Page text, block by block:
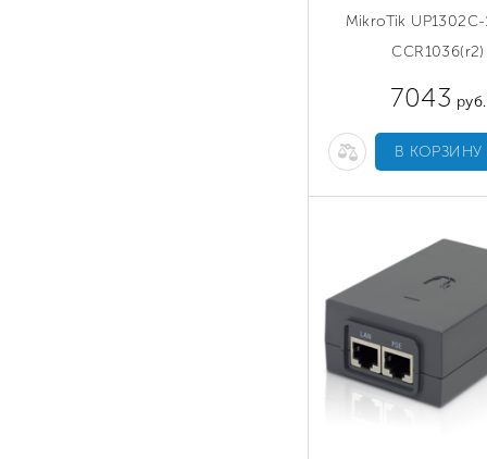
MikroTik
CCR1036(r2)
7043 руб.
В КОРЗИНУ